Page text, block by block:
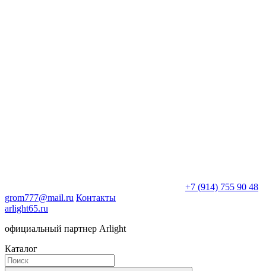
+7 (914) 755 90 48
grom777@mail.ru Контакты
arlight65.ru
официальный партнер Arlight
Каталог